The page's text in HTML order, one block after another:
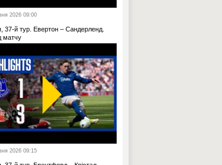
2026 09:00
37-й тур. Евертон – Сандерленд.
матчу
2026 09:15